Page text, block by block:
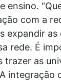
ensino.
com a
expandir
rede. É
trazer as
integração